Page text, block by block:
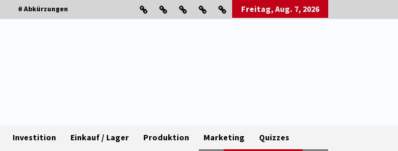
# Abkürzungen Freitag, Aug. 7, 2026
Investition Einkauf / Lager Produktion Marketing Quizzes